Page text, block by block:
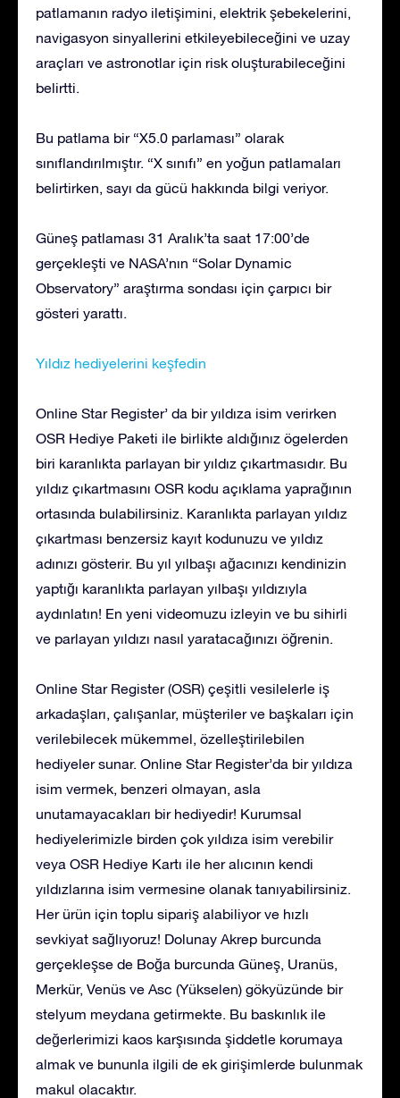
patlamanın radyo iletişimini, elektrik şebekelerini,
navigasyon sinyallerini etkileyebileceğini ve uzay
araçları ve astronotlar için risk oluşturabileceğini
belirtti.
Bu patlama bir “X5.0 parlaması” olarak
sınıflandırılmıştır. “X sınıfı” en yoğun patlamaları
belirtirken, sayı da gücü hakkında bilgi veriyor.
Güneş patlaması 31 Aralık’ta saat 17:00’de
gerçekleşti ve NASA’nın “Solar Dynamic
Observatory” araştırma sondası için çarpıcı bir
gösteri yarattı.
Yıldız hediyelerini keşfedin
Online Star Register’ da bir yıldıza isim verirken
OSR Hediye Paketi ile birlikte aldığınız ögelerden
biri karanlıkta parlayan bir yıldız çıkartmasıdır. Bu
yıldız çıkartmasını OSR kodu açıklama yaprağının
ortasında bulabilirsiniz. Karanlıkta parlayan yıldız
çıkartması benzersiz kayıt kodunuzu ve yıldız
adınızı gösterir. Bu yıl yılbaşı ağacınızı kendinizin
yaptığı karanlıkta parlayan yılbaşı yıldızıyla
aydınlatın! En yeni videomuzu izleyin ve bu sihirli
ve parlayan yıldızı nasıl yaratacağınızı öğrenin.
Online Star Register (OSR) çeşitli vesilelerle iş
arkadaşları, çalışanlar, müşteriler ve başkaları için
verilebilecek mükemmel, özelleştirilebilen
hediyeler sunar. Online Star Register’da bir yıldıza
isim vermek, benzeri olmayan, asla
unutamayacakları bir hediyedir! Kurumsal
hediyelerimizle birden çok yıldıza isim verebilir
veya OSR Hediye Kartı ile her alıcının kendi
yıldızlarına isim vermesine olanak tanıyabilirsiniz.
Her ürün için toplu sipariş alabiliyor ve hızlı
sevkiyat sağlıyoruz! Dolunay Akrep burcunda
gerçekleşse de Boğa burcunda Güneş, Uranüs,
Merkür, Venüs ve Asc (Yükselen) gökyüzünde bir
stelyum meydana getirmekte. Bu baskınlık ile
değerlerimizi kaos karşısında şiddetle korumaya
almak ve bununla ilgili de ek girişimlerde bulunmak
makul olacaktır.